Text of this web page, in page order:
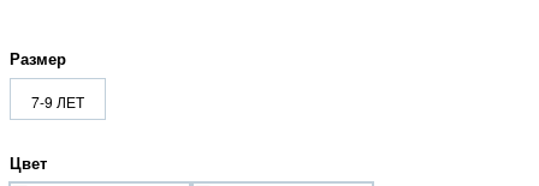
Размер
7-9 ЛЕТ
Цвет